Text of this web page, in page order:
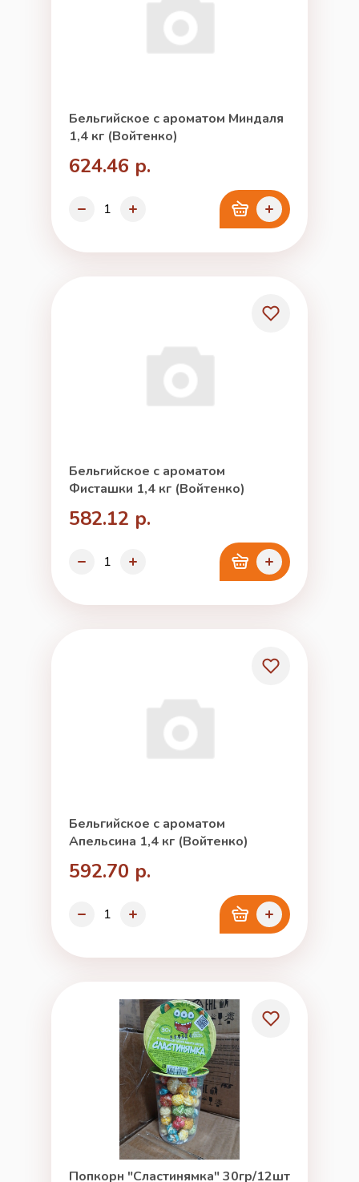
Бельгийское с ароматом Миндаля
1,4 кг (Войтенко)
624.46 р.
Бельгийское с ароматом
Фисташки 1,4 кг (Войтенко)
582.12 р.
Бельгийское с ароматом
Апельсина 1,4 кг (Войтенко)
592.70 р.
Попкорн "Сластинямка" 30гр/12шт